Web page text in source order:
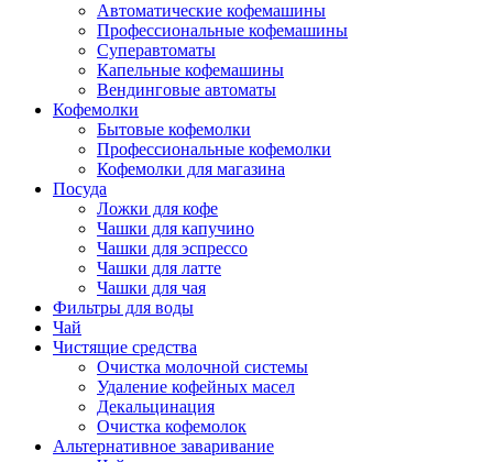
Автоматические кофемашины
Профессиональные кофемашины
Суперавтоматы
Капельные кофемашины
Вендинговые автоматы
Кофемолки
Бытовые кофемолки
Профессиональные кофемолки
Кофемолки для магазина
Посуда
Ложки для кофе
Чашки для капучино
Чашки для эспрессо
Чашки для латте
Чашки для чая
Фильтры для воды
Чай
Чистящие средства
Очистка молочной системы
Удаление кофейных масел
Декальцинация
Очистка кофемолок
Альтернативное заваривание